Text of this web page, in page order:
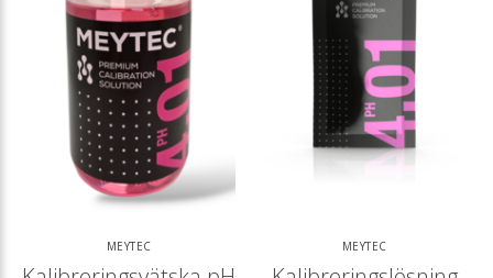
MEYTEC MEYTEC